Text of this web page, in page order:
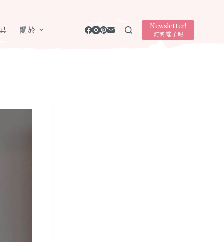
關於 Newsletter!
訂閱電子報